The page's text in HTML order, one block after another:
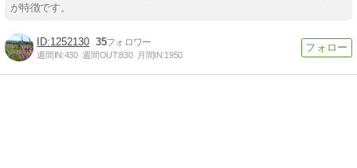
が特徴です。
1252130 35
週間IN:430 週間OUT:830 月間IN:1950